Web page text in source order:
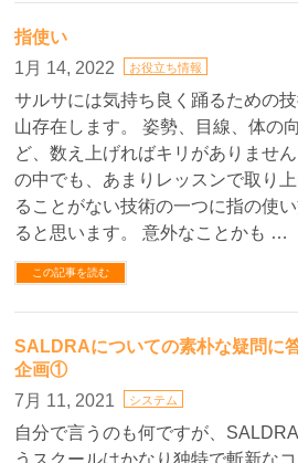
指使い
1月 14, 2022
お役立ち情報
サルサには気持ち良く踊るための
山存在します。 姿勢、目線、体の
ど、数え上げればキリがありませ
の中でも、あまりレッスンで取り
ることがない技術の一つに指の使
ると思います。 意外なことかも …
この記事を読む
SALDRAについての素朴な疑問に
企画①
7月 11, 2021
システム
自分で言うのも何ですが、
うスクールはかなり独特で斬新な